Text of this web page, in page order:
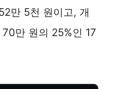
만 5천 원이고, 개
만 원의 25%인 17